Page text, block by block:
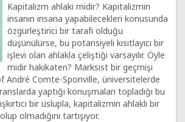
Kapitalizm ahlaki midir? Kapitalizmin
insanın insana yapabilecekleri konusunda
özgürleştirici bir tarafı olduğu
düşünülürse, bu potansiyeli kısıtlayıcı bir
işlevi olan ahlakla çeliştiği varsayılır. Öyle
midir hakikaten? Marksist bir geçmişi
André Comte-Sponville, üniversitelerde
yaptığı konuşmaları topladığı bu
bir üslupla, kapitalizmin ahlaklı bir
olmadığını tartışıyor.